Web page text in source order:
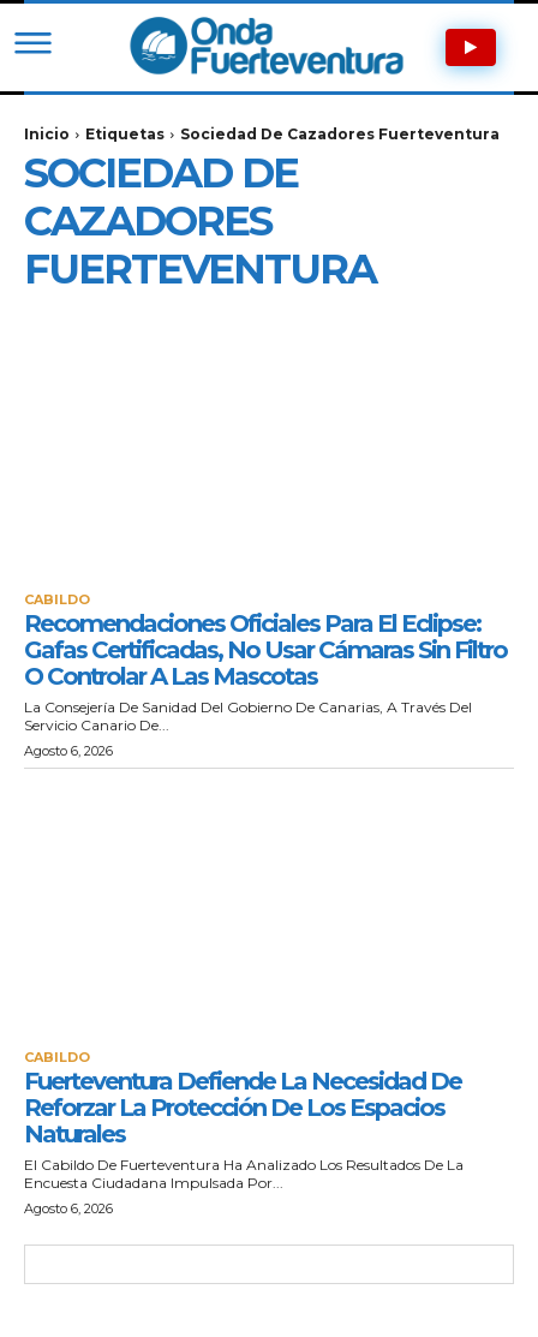
Inicio Etiquetas Sociedad De Cazadores Fuerteventura
SOCIEDAD DE
CAZADORES
FUERTEVENTURA
CABILDO
Recomendaciones Oficiales Para El Eclipse:
Gafas Certificadas, No Usar Cámaras Sin Filtro
O Controlar A Las Mascotas
La Consejería De Sanidad Del Gobierno De Canarias, A Través Del
Servicio Canario De...
Agosto 6, 2026
CABILDO
Fuerteventura Defiende La Necesidad De
Reforzar La Protección De Los Espacios
Naturales
El Cabildo De Fuerteventura Ha Analizado Los Resultados De La
Encuesta Ciudadana Impulsada Por...
Agosto 6, 2026